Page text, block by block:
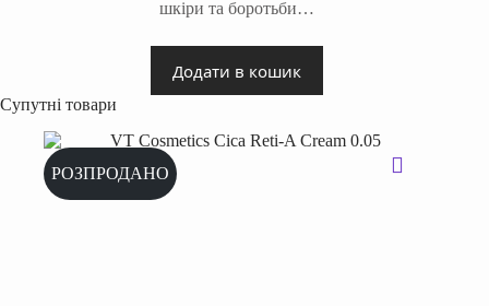
990 ₴.
920 ₴.
шкіри та боротьби…
Додати в кошик
Супутні товари
РОЗПРОДАНО